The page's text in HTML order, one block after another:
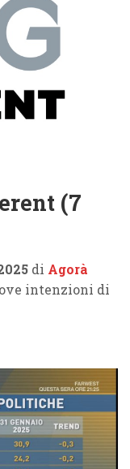
(7
di Agorà
intenzioni di